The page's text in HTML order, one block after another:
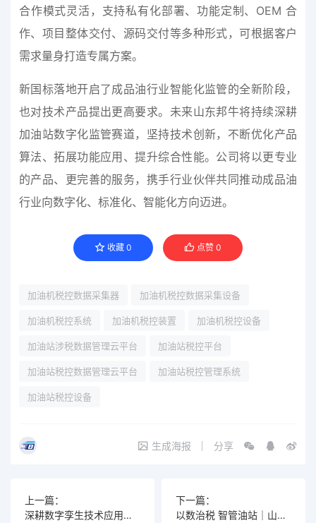
合作模式灵活，支持私有化部署、功能定制、OEM 合
作、项目整体交付、源码交付等多种形式，可根据客户
需求量身打造专属方案。
新国标落地开启了成品油行业智能化监管的全新阶段，
也对技术产品提出更高要求。未来山东邦牛将持续深耕
加油站数字化监管赛道，坚持技术创新，不断优化产品
算法、拓展功能应用、提升综合性能。公司将以更专业
的产品、更完善的服务，携手行业伙伴共同推动成品油
行业向数字化、标准化、智能化方向迈进。
收藏 0 点赞 0
加油机税控数据采集器 加油机税控数据采集设备
加油机税控系统 加油机税控装置 加油机税控设备
加油站涉税数据管理云平台 加油站税控平台
加油站税控数据管理云平台 加油站税控管理系统
加油站税控设备
生成海报 分享
上一篇：
深耕数字孪生技术应用，构筑产业规模化服务体系
下一篇：
以数治税 智管油站｜山东邦牛税控软硬件一体化方案，筑牢成品油全链条监管防线